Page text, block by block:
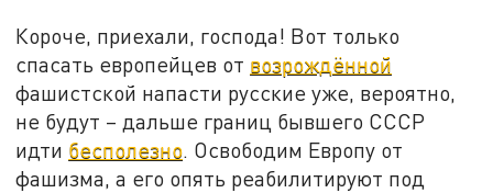
Короче, приехали, господа! Вот только
спасать европейцев от возрождённой
фашистской напасти русские уже, вероятно,
не будут – дальше границ бывшего СССР
идти бесполезно. Освободим Европу от
фашизма, а его опять реабилитируют под